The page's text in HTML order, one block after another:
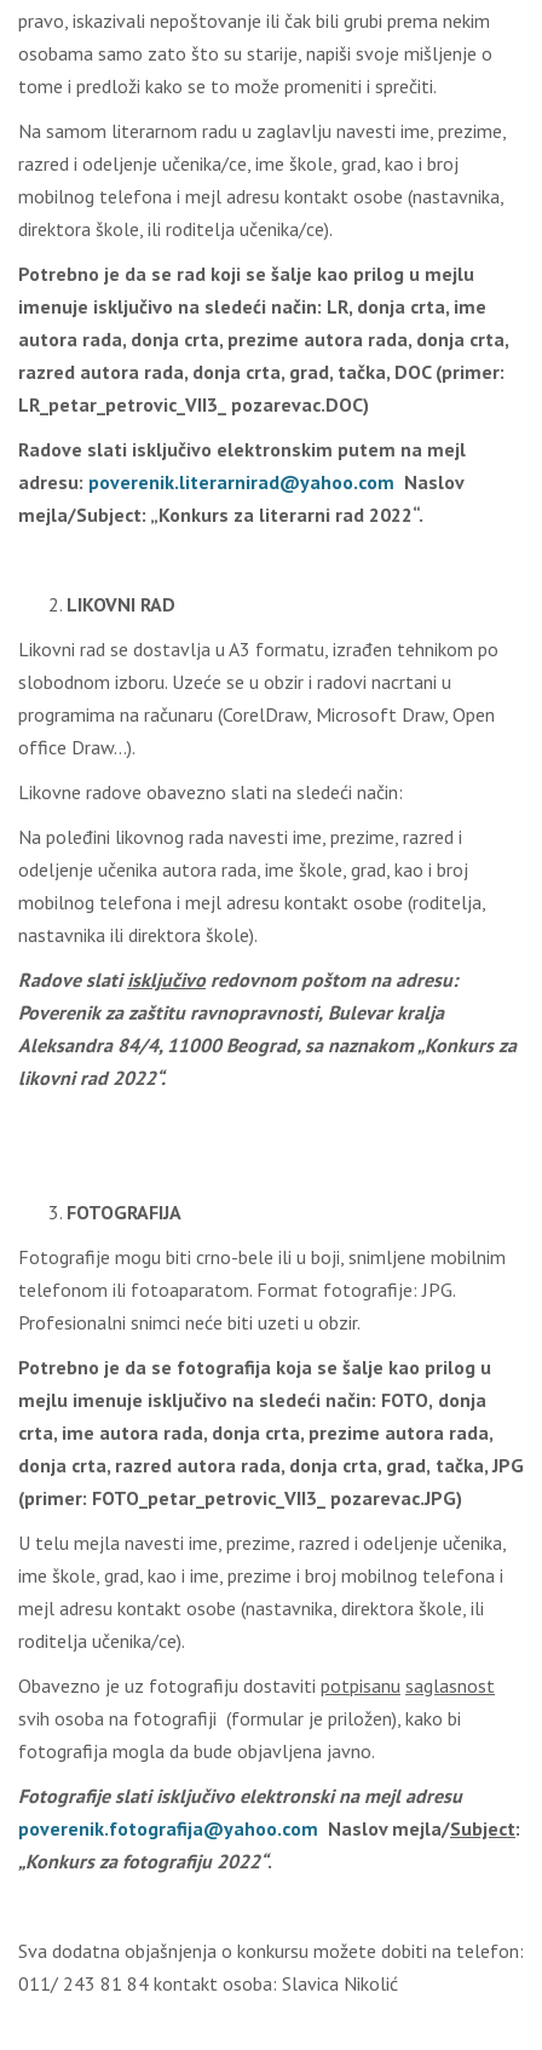
pravo, iskazivali nepoštovanje ili čak bili grubi prema nekim
osobama samo zato što su starije, napiši svoje mišljenje o
tome i predloži kako se to može promeniti i sprečiti.
Na samom literarnom radu u zaglavlju navesti ime, prezime,
razred i odeljenje učenika/ce, ime škole, grad, kao i broj
mobilnog telefona i mejl adresu kontakt osobe (nastavnika,
direktora škole, ili roditelja učenika/ce).
Potrebno je da se rad koji se šalje kao prilog u mejlu
imenuje isključivo na sledeći način: LR, donja crta, ime
autora rada, donja crta, prezime autora rada, donja crta,
razred autora rada, donja crta, grad, tačka, DOC (primer:
LR_petar_petrovic_VII3_ pozarevac.DOC)
Radove slati isključivo elektronskim putem na mejl
adresu: poverenik.literarnirad@yahoo.com Naslov
mejla/Subject: „Konkurs za literarni rad 2022“.
LIKOVNI RAD
Likovni rad se dostavlja u A3 formatu, izrađen tehnikom po
slobodnom izboru. Uzeće se u obzir i radovi nacrtani u
programima na računaru (CorelDraw, Microsoft Draw, Open
office Draw…).
Likovne radove obavezno slati na sledeći način:
Na poleđini likovnog rada navesti ime, prezime, razred i
odeljenje učenika autora rada, ime škole, grad, kao i broj
mobilnog telefona i mejl adresu kontakt osobe (roditelja,
nastavnika ili direktora škole).
Radove slatiisključivo redovnom poštomna adresu:
Poverenik za zaštitu ravnopravnosti, Bulevar kralja
Aleksandra 84/4, 11000 Beograd, sa naznakom „Konkurs za
likovni rad2022“.
FOTOGRAFIJA
Fotografije mogu biti crno-bele ili u boji, snimljene mobilnim
telefonom ili fotoaparatom. Format fotografije: JPG.
Profesionalni snimci neće biti uzeti u obzir.
Potrebno je da se fotografija koja se šalje kao prilog u
mejlu imenuje isključivo na sledeći način: FOTO, donja
crta, ime autora rada, donja crta, prezime autora rada,
donja crta, razred autora rada, donja crta, grad, tačka, JPG
(primer: FOTO petar petrovic VII3 pozarevac.JPG)
U telu mejla navesti ime, prezime, razred i odeljenje učenika,
ime škole, grad, kao i ime, prezime i broj mobilnog telefona i
mejl adresu kontakt osobe (nastavnika, direktora škole, ili
roditelja učenika/ce).
Obavezno je uz fotografiju dostaviti potpisanu saglasnost
svih osoba na fotografiji (formular je priložen), kako bi
fotografija mogla da bude objavljena javno.
Fotografije slati isključivo elektronski namejl adresu
poverenik.fotografija@yahoo.com Naslov mejla/Subject:
„Konkurs za fotografiju 2022“.
Sva dodatna objašnjenja o konkursu možete dobiti na telefon:
011/ 243 81 84 kontakt osoba: Slavica Nikolić